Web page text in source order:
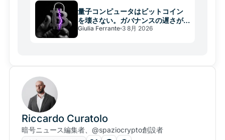
量子コンピュータはビットコイン
を壊さない。ガバナンスの遅さが
壊す
Giulia Ferrante 3 8月 2026
Riccardo Curatolo
暗号ニュース編集者、@spaziocrypto創設者